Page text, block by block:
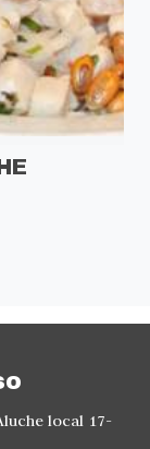
local 17-